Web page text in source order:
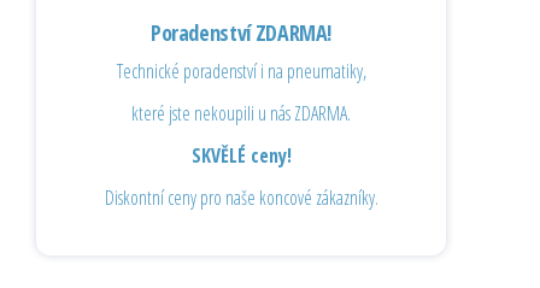
Poradenství ZDARMA!
Technické poradenství i na pneumatiky,
které jste nekoupili u nás ZDARMA.
SKVĚLÉ ceny!
Diskontní ceny pro naše koncové zákazníky.